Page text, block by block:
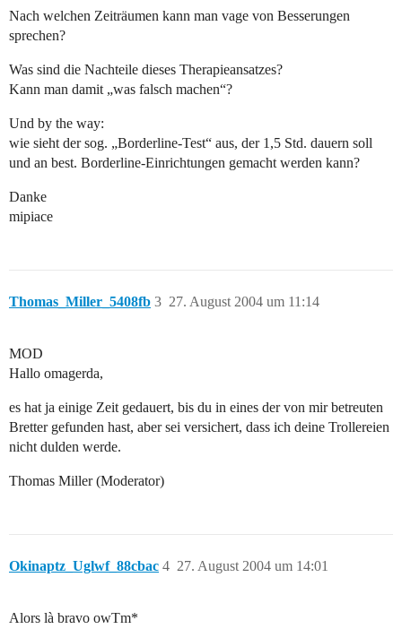
Nach welchen Zeiträumen kann man vage von Besserungen
sprechen?
Was sind die Nachteile dieses Therapieansatzes?
Kann man damit „was falsch machen“?
Und by the way:
wie sieht der sog. „Borderline-Test“ aus, der 1,5 Std. dauern soll
und an best. Borderline-Einrichtungen gemacht werden kann?
Danke
mipiace
Thomas_Miller_5408fb 27. August 2004 um 11:14
3
MOD
Hallo omagerda,
es hat ja einige Zeit gedauert, bis du in eines der von mir betreuten
Bretter gefunden hast, aber sei versichert, dass ich deine Trollereien
nicht dulden werde.
Thomas Miller (Moderator)
Okinaptz_Uglwf_88cbac 27. August 2004 um 14:01
4
Alors là bravo owTm*